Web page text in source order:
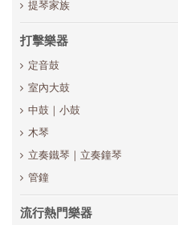
提琴家族
打擊樂器
定音鼓
室內大鼓
中鼓｜小鼓
木琴
立奏鐵琴｜立奏鐘琴
管鐘
流行熱門樂器